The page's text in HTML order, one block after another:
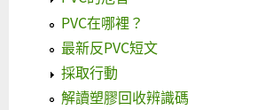
PVC在哪裡？
最新反PVC短文
採取行動
解讀塑膠回收辨識碼